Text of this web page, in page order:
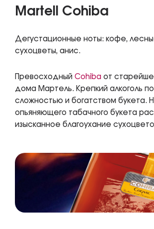
Martell Cohiba
Дегустационные ноты: кофе,
сухоцветы, анис.
Превосходный Cohiba от
дома Мартель. Крепкий алкоголь
сложностью и богатством букета.
опьяняющего табачного букета
изысканное благоухание